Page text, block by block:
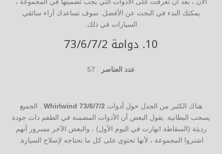
يمكنك البدء في البحث عن الأفضل. سوف تساعدك آراء سائقي
السيارات في ذلك.
10. دوامة 73/6/7/2
عدد العناصر : 57
هناك الكثير من الجدل حول أدوات Whirlwind 73/6/7/2 . الجميع
يسحب البطانية. يقول البعض أن الأدوات المضمنة في الطقم ذات جودة
رديئة (السقاطة انهارت في اليوم الأول) ، والبعض الآخر مسرور أنهم
اشتروا المجموعة ، لأنها تحتوي على كل ما تحتاجه لإصلاح السيارة.